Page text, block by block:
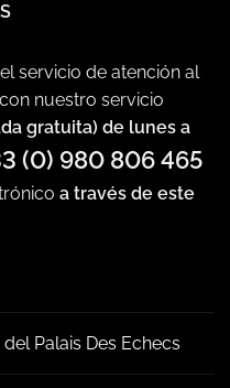
servicio de atención al
nuestro servicio
gratuita) de lunes a
(0) 980 806 465
a través de este
Palais Des Echecs